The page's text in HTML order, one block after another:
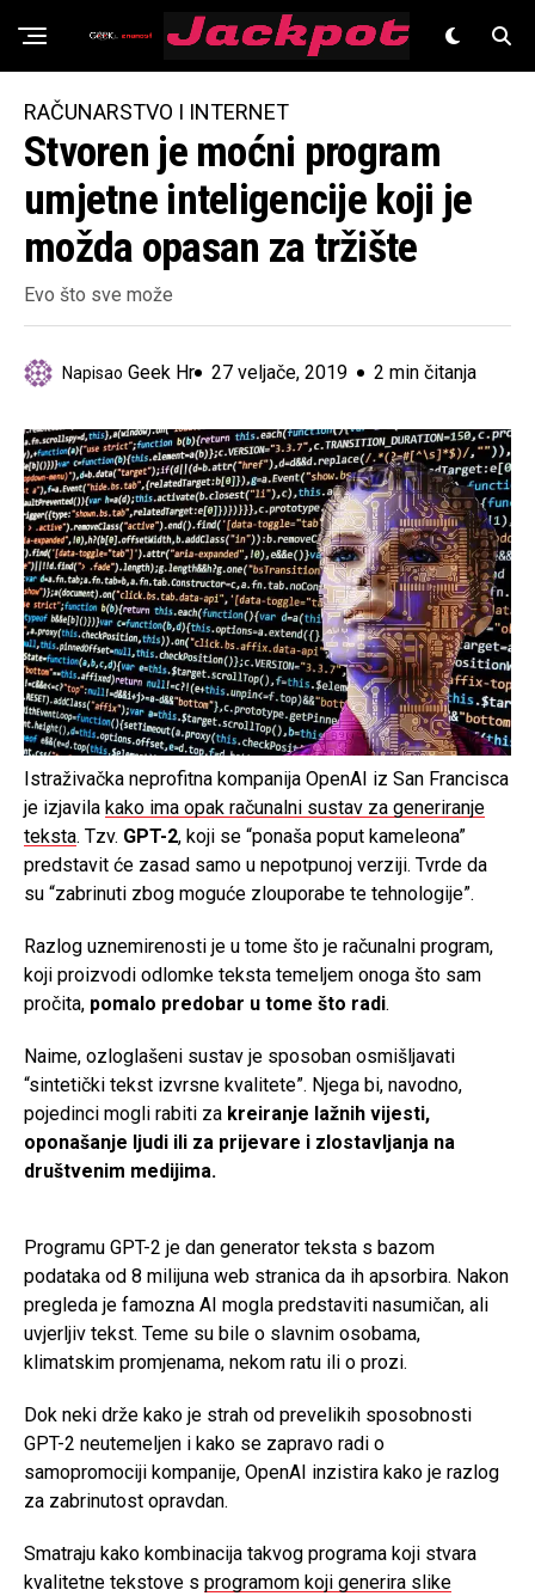
Znanost
RAČUNARSTVO I INTERNET
Stvoren je moćni program
umjetne inteligencije koji je
možda opasan za tržište
Evo što sve može
Napisao Geek Hr 27 veljače, 2019 2 min čitanja
Istraživačka neprofitna kompanija OpenAI iz San Francisca
je izjavila kako ima opak računalni sustav za generiranje
teksta. Tzv. GPT-2, koji se “ponaša poput kameleona”
predstavit će zasad samo u nepotpunoj verziji. Tvrde da
su “zabrinuti zbog moguće zlouporabe te tehnologije”.
Razlog uznemirenosti je u tome što je računalni program,
koji proizvodi odlomke teksta temeljem onoga što sam
pročita, pomalo predobar u tome što radi.
Naime, ozloglašeni sustav je sposoban osmišljavati
“sintetički tekst izvrsne kvalitete”. Njega bi, navodno,
pojedinci mogli rabiti za kreiranje lažnih vijesti,
oponašanje ljudi ili za prijevare i zlostavljanja na
društvenim medijima.
Programu GPT-2 je dan generator teksta s bazom
podataka od 8 milijuna web stranica da ih apsorbira. Nakon
pregleda je famozna AI mogla predstaviti nasumičan, ali
uvjerljiv tekst. Teme su bile o slavnim osobama,
klimatskim promjenama, nekom ratu ili o prozi.
Dok neki drže kako je strah od prevelikih sposobnosti
GPT-2 neutemeljen i kako se zapravo radi o
samopromociji kompanije, OpenAI inzistira kako je razlog
za zabrinutost opravdan.
Smatraju kako kombinacija takvog programa koji stvara
kvalitetne tekstove s programom koji generira slike